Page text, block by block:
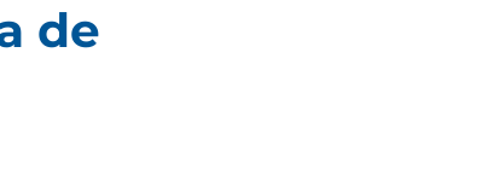
de